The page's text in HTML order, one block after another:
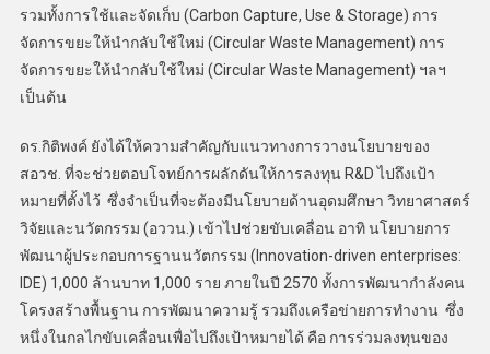
รวมทั้งการใช้และจัดเก็บ (Carbon Capture, Use & Storage) การ
จัดการขยะให้นำกลับใช้ใหม่ (Circular Waste Management) การ
จัดการขยะให้นำกลับใช้ใหม่ (Circular Waste Management) ฯลฯ
เป็นต้น
ดร.กิติพงค์ ยังได้ให้ความสำคัญกับแนวทางการวางนโยบายของ
สอวช. ที่จะช่วยตอบโจทย์การผลักดันให้การลงทุน R&D ไปถึงเป้า
หมายที่ตั้งไว้ ซึ่งจำเป็นที่จะต้องมีนโยบายด้านอุดมศึกษา วิทยาศาสตร์
วิจัยและนวัตกรรม (อววน.) เข้าไปช่วยขับเคลื่อน อาทิ นโยบายการ
พัฒนาผู้ประกอบการฐานนวัตกรรม (Innovation-driven enterprises:
IDE) 1,000 ล้านบาท 1,000 ราย ภายในปี 2570 ทั้งการพัฒนากำลังคน
โครงสร้างพื้นฐาน การพัฒนาความรู้ รวมถึงเครือข่ายการทำงาน ซึ่ง
หนึ่งในกลไกขับเคลื่อนเพื่อไปถึงเป้าหมายได้ คือ การร่วมลงทุนของ